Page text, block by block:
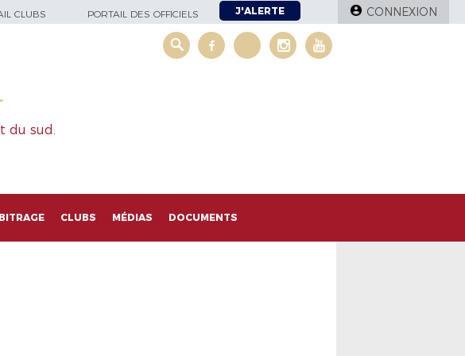
CLUBS PORTAIL DES OFFICIELS J'ALERTE CONNEXION
du sud.
CLUBS MÉDIAS DOCUMENTS